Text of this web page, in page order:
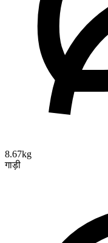
8.67kg
गाड़ी